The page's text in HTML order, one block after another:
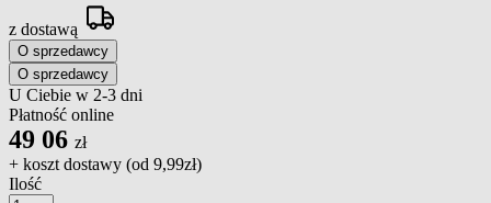
z dostawą
O sprzedawcy
O sprzedawcy
U Ciebie w 2-3 dni
Płatność online
49 06 zł
+ koszt dostawy (od 9,99zł)
Ilość